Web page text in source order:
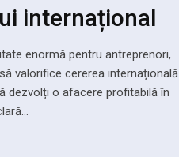
internațional
enormă pentru antreprenori,
valorifice cererea internațională
dezvolți o afacere profitabilă în